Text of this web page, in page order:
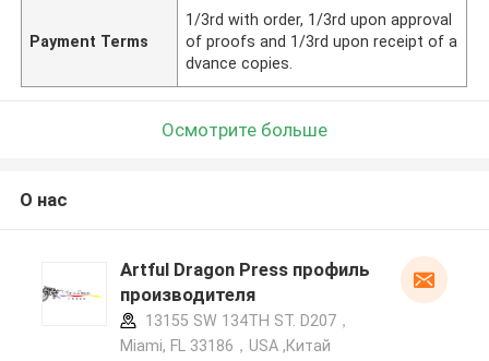
Payment Terms
1/3rd with order, 1/3rd upon approval
of proofs and 1/3rd upon receipt of a
dvance copies.
Осмотрите больше
О нас
Artful Dragon Press профиль
производителя
13155 SW 134TH ST. D207，
Miami, FL 33186，USA ,Китай